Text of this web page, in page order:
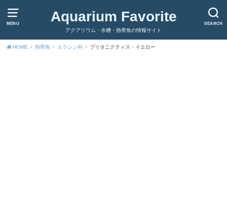
MENU SEARCH
Aquarium Favorite
アクアリウム・水槽・熱帯魚の情報サイト
HOME 熱帯魚 カラシン科 ブリタニクティス・イエロー